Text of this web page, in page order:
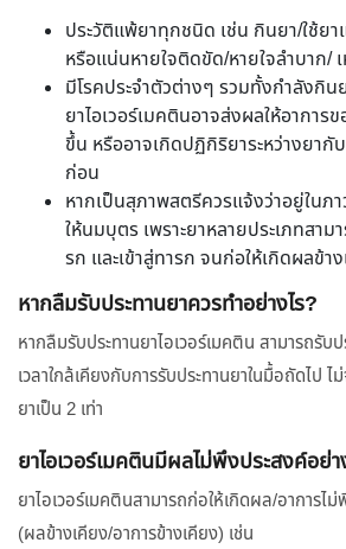
ประวัติแพ้ยาทุกชนิด เช่น กินยา/ใช้ย
หรือแน่นหายใจติดขัด/หายใจลำบาก/
มีโรคประจำตัวต่างๆ รวมทั้งกำลังกินย
ยาไอเวอร์เมคตินอาจส่งผลให้อาการ
ขึ้น หรืออาจเกิดปฏิกิริยาระหว่างยา
ก่อน
หากเป็นสุภาพสตรีควรแจ้งว่าอยู่ในภ
ให้นมบุตร เพราะยาหลายประเภทสา
รก และเข้าสู่ทารก จนก่อให้เกิดผลข้า
หากลืมรับประทานยาควรทำอย่างไร?
หากลืมรับประทานยาไอเวอร์เมคติน สามารถรับ
เวลาใกล้เคียงกับการรับประทานยาในมื้อถัดไป
ยาเป็น 2 เท่า
ยาไอเวอร์เมคตินมีผลไม่พึงประสงค์อย่า
ยาไอเวอร์เมคตินสามารถก่อให้เกิดผล/อาการไม่
(ผลข้างเคียง/อาการข้างเคียง) เช่น